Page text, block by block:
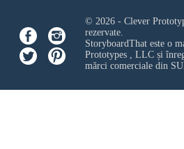
© 2026 - Clever
rezervate.
StoryboardThat este o
Prototypes , LLCși
mărci comerciale din